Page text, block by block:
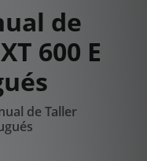
de
600 E
de Taller